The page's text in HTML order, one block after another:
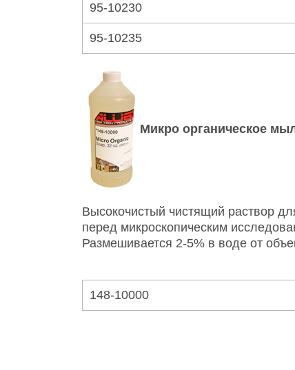
95-10230
95-10235
Микро органическое
Высокочистый чистящий раствор
перед микроскопическим
Размешивается 2-5% в воде от
148-10000